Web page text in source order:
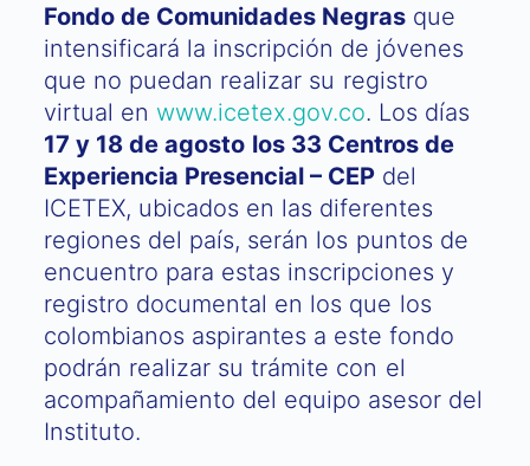
Fondo de Comunidades Negras que
intensificará la inscripción de jóvenes
que no puedan realizar su registro
virtual en www.icetex.gov.co. Los días
17 y 18 de agosto los 33 Centros de
Experiencia Presencial – CEP del
ICETEX, ubicados en las diferentes
regiones del país, serán los puntos de
encuentro para estas inscripciones y
registro documental en los que los
colombianos aspirantes a este fondo
podrán realizar su trámite con el
acompañamiento del equipo asesor del
Instituto.